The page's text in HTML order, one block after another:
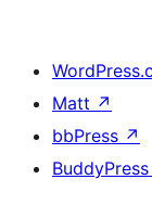
Matt ↗
bbPress ↗
BuddyPress